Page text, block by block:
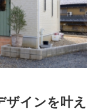
インを叶え